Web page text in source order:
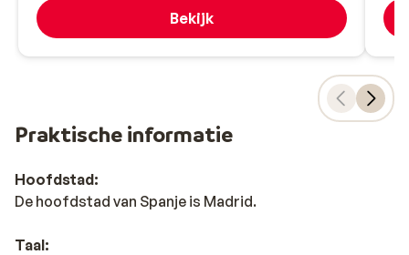
Bekijk
Praktische informatie
Hoofdstad:
De hoofdstad van Spanje is Madrid.
Taal: